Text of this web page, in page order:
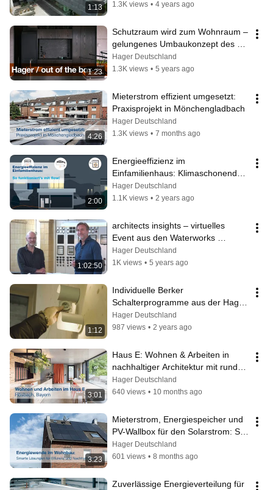
1:13
1.3K views • 4 years ago
1:23
Schutzraum wird zum Wohnraum –
gelungenes Umbaukonzept des
Bunkers Frieda in Hamburg
Hager Deutschland
1.3K views • 5 years ago
4:26
Mieterstrom effizient umgesetzt:
Praxisprojekt in Mönchengladbach
Hager Deutschland
1.3K views • 7 months ago
2:00
Energieeffizienz im
Einfamilienhaus: Klimaschonendes
Bauen mit dem flow
Energiemanagement
Hager Deutschland
1.1K views • 2 years ago
1:02:50
architects insights – virtuelles
Event aus den Waterworks
Hamburg
Hager Deutschland
1K views • 5 years ago
1:12
Individuelle Berker
Schalterprogramme aus der Hager
Manufaktur im Niedrigenergie-
Haus KfW 40
Hager Deutschland
987 views • 2 years ago
3:01
Haus E: Wohnen & Arbeiten in
nachhaltiger Architektur mit runden
Schaltern sowie smarter PV-
Wallbox
Hager Deutschland
640 views • 10 months ago
3:23
Mieterstrom, Energiespeicher und
PV-Wallbox für den Solarstrom: So
geht Energiewende im Bestand
Hager Deutschland
601 views • 8 months ago
Zuverlässige Energieverteilung für